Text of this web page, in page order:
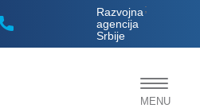
Razvojna
agencija
Srbije
;
Toggle
MENU